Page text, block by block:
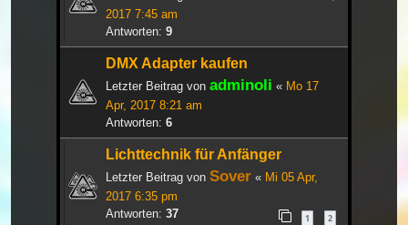
2017 7:45 am
Antworten: 9
DMX Adapter kaufen
Letzter Beitrag von adminoli « Mo 17
Apr, 2017 8:21 am
Antworten: 6
Lichttechnik für Anfänger
Letzter Beitrag von Sover « Mi 05 Apr,
2017 6:35 pm
Antworten: 37 1 2